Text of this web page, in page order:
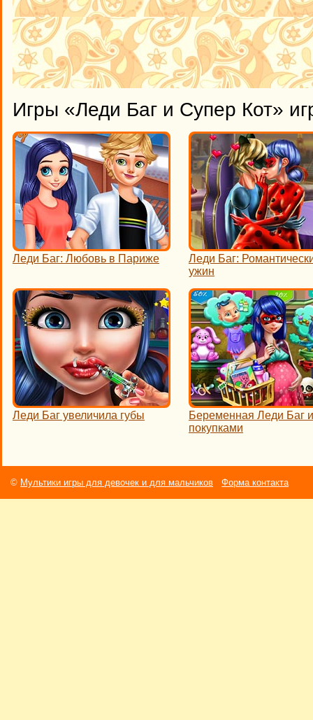
Игры «Леди Баг и Супер Кот»
Леди Баг: Любовь в Париже
Леди Баг:
ужин
Леди Баг увеличила губы
Беременная Леди Баг
покупками
© Мультики игры для девочек и для мальчиков Форма контакта